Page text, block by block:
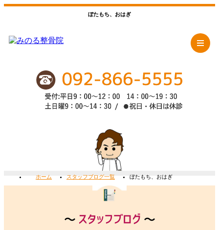
ぼたもち、おはぎ
ホーム スタッフブログ一覧 ぼたもち、おはぎ